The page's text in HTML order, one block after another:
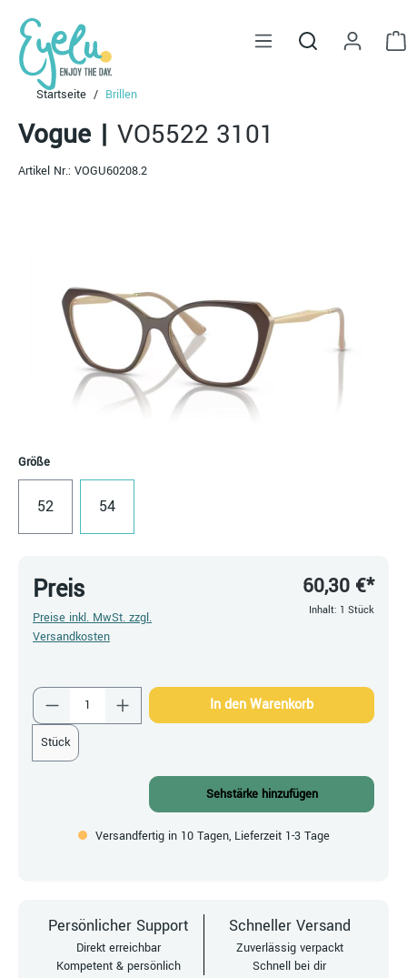
springen
Startseite Brillen
Vogue | VO5522 3101
Artikel Nr.: VOGU60208.2
Größeauswählen
52 54
Preis
Preise inkl. MwSt. zzgl.
Versandkosten
60,30 €*
Inhalt: 1 Stück
Produkt Anzahl: Gib den gewünschten Wert
Stück
In den Warenkorb
Sehstärke hinzufügen
Versandfertig in 10 Tagen, Lieferzeit 1-3 Tage
Persönlicher Support
Direkt erreichbar
Kompetent & persönlich
Schneller Versand
Zuverlässig verpackt
Schnell bei dir